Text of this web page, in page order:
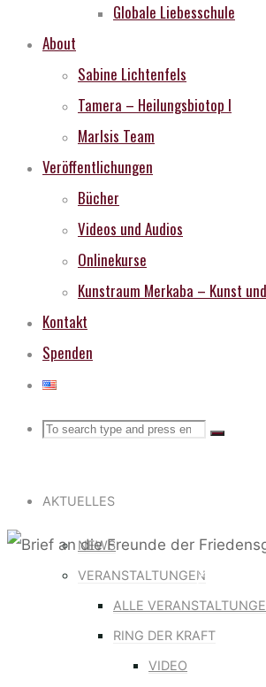
Globale Liebesschule
About
Sabine Lichtenfels
Tamera – Heilungsbiotop I
MarIsis Team
Veröffentlichungen
Bücher
Videos und Audios
Onlinekurse
Kunstraum Merkaba – Kunst
Kontakt
Spenden
Search
Search
Search
AKTUELLES
NEWS
VERANSTALTUNGEN
ALLE
RING DER KRAFT
VIDEO
Allgemein